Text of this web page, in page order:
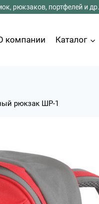
рюкзаков, портфелей и
компании Каталог
рюкзак ШР-1